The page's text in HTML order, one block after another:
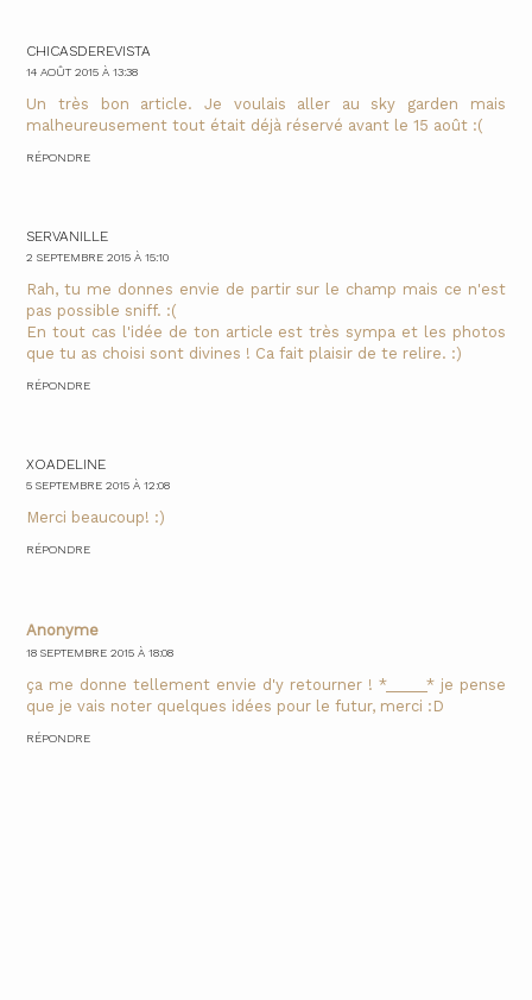
CHICASDEREVISTA
14 AOÛT 2015 À 13:38
Un très bon article. Je voulais aller au sky garden mais
malheureusement tout était déjà réservé avant le 15 août :(
RÉPONDRE
SERVANILLE
2 SEPTEMBRE 2015 À 15:10
Rah, tu me donnes envie de partir sur le champ mais ce n'est
pas possible sniff. :(
En tout cas l'idée de ton article est très sympa et les photos
que tu as choisi sont divines ! Ca fait plaisir de te relire. :)
RÉPONDRE
XOADELINE
5 SEPTEMBRE 2015 À 12:08
Merci beaucoup! :)
RÉPONDRE
Anonyme
18 SEPTEMBRE 2015 À 18:08
ça me donne tellement envie d'y retourner ! *_____* je pense
que je vais noter quelques idées pour le futur, merci :D
RÉPONDRE